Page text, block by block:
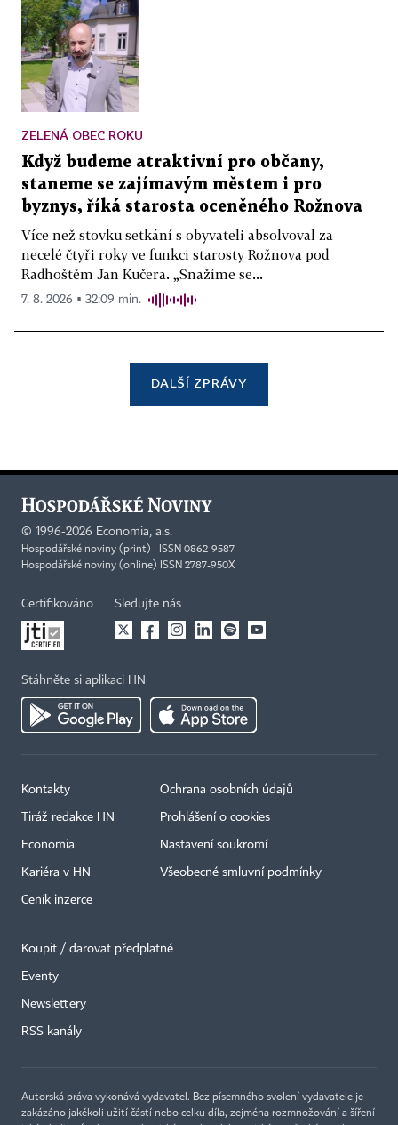
ZELENÁ OBEC ROKU
Když budeme atraktivní pro občany,
staneme se zajímavým městem i pro
byznys, říká starosta oceněného Rožnova
Více než stovku setkání s obyvateli absolvoval za
necelé čtyři roky ve funkci starosty Rožnova pod
Radhoštěm Jan Kučera. „Snažíme se...
7. 8. 2026 ▪ 32:09 min.
DALŠÍ ZPRÁVY
© 1996-2026 Economia, a.s.
Hospodářské noviny (print) ISSN 0862-9587
Hospodářské noviny (online) ISSN 2787-950X
Certifikováno Sledujte nás
Stáhněte si aplikaci HN
Kontakty
Tiráž redakce HN
Economia
Kariéra v HN
Ceník inzerce
Ochrana osobních údajů
Prohlášení o cookies
Nastavení soukromí
Všeobecné smluvní podmínky
Koupit / darovat předplatné
Eventy
Newslettery
RSS kanály
Autorská práva vykonává vydavatel. Bez písemného svolení vydavatele je
zakázáno jakékoli užití částí nebo celku díla, zejména rozmnožování a šíření